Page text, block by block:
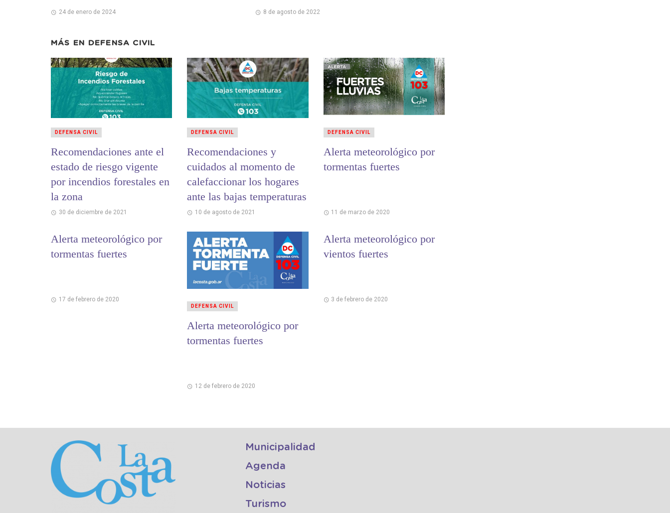
24 de enero de 2024 8 de agosto de 2022
MÁS EN DEFENSA CIVIL
Recomendaciones ante el
estado de riesgo vigente
por incendios forestales en
la zona
30 de diciembre de 2021
DEFENSA CIVIL
Recomendaciones y
cuidados al momento de
calefaccionar los hogares
ante las bajas temperaturas
10 de agosto de 2021
DEFENSA CIVIL
Alerta meteorológico por
tormentas fuertes
11 de marzo de 2020
DEFENSA CIVIL
Alerta meteorológico por
tormentas fuertes
17 de febrero de 2020
Alerta meteorológico por
tormentas fuertes
12 de febrero de 2020
DEFENSA CIVIL
Alerta meteorológico por
vientos fuertes
3 de febrero de 2020
Municipalidad
Agenda
Noticias
Turismo